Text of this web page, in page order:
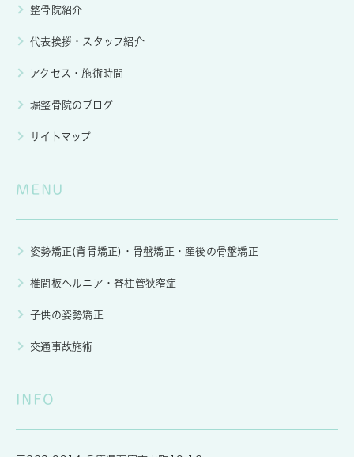
整骨院紹介
代表挨拶・スタッフ紹介
アクセス・施術時間
堀整骨院のブログ
サイトマップ
MENU
姿勢矯正(背骨矯正)・骨盤矯正・産後の骨盤矯正
椎間板ヘルニア・脊柱管狭窄症
子供の姿勢矯正
交通事故施術
INFO